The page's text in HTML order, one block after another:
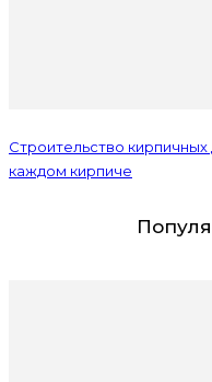
Строительство
каждом кирпиче